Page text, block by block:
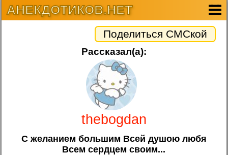
АНЕКДОТИКОВ.НЕТ
Поделиться СМСкой
Рассказал(а):
thebogdan
С желанием большим Всей душою любя
Всем сердцем своим...